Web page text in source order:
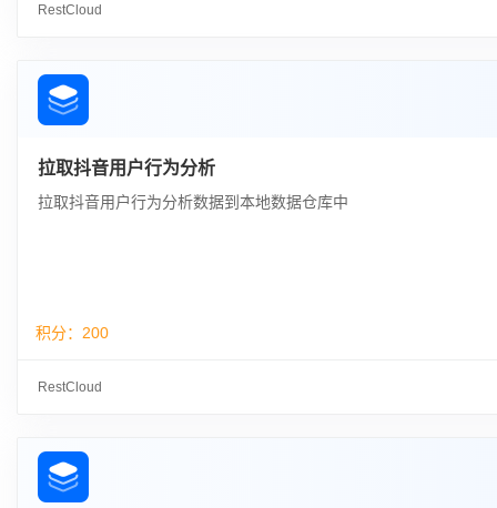
RestCloud
拉取抖音用户行为分析
拉取抖音用户行为分析数据到本地数据仓库中
积分： 200
RestCloud